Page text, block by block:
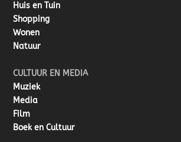
Huis en Tuin
Shopping
Wonen
Natuur
CULTUUR EN MEDIA
Muziek
Media
Film
Boek en Cultuur